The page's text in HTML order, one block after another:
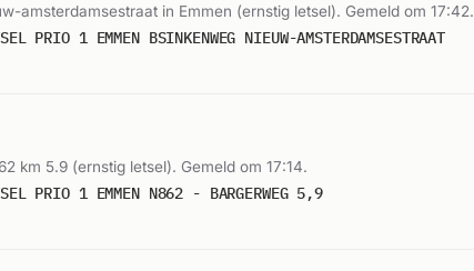
amsterdamsestraat in Emmen (ernstig letsel). Gemeld om 17:42.
PRIO 1 EMMEN BSINKENWEG NIEUW-AMSTERDAMSESTRAAT
km 5.9 (ernstig letsel). Gemeld om 17:14.
PRIO 1 EMMEN N862 - BARGERWEG 5,9